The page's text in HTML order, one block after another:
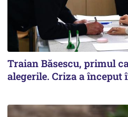
Traian Băsescu, primul
alegerile. Criza a început